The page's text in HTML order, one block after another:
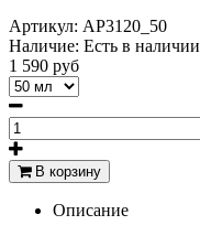
Артикул: AP3120_50
Наличие: Есть в наличии
1 590 руб
В корзину
Описание